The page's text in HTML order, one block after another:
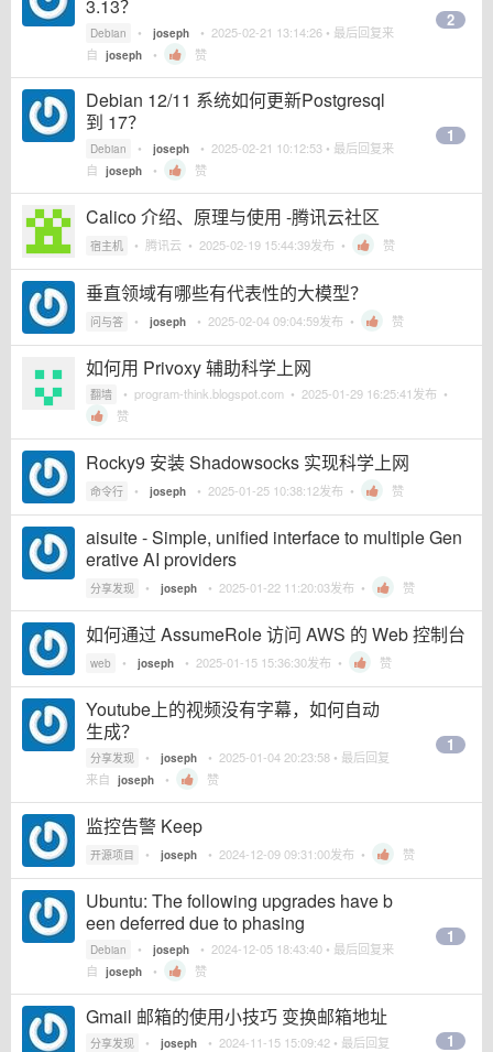
3.13？
Debian • joseph • 2025-02-21 13:14:26 • 最后回复来
自 joseph • 赞
2
Debian 12/11 系统如何更新Postgresql
到 17？
Debian • joseph • 2025-02-21 10:12:53 • 最后回复来
自 joseph • 赞
1
Calico 介绍、原理与使用 -腾讯云社区
宿主机 • 腾讯云 • 2025-02-19 15:44:39发布 • 赞
垂直领域有哪些有代表性的大模型？
问与答 • joseph • 2025-02-04 09:04:59发布 • 赞
如何用 Privoxy 辅助科学上网
翻墙 • program-think.blogspot.com • 2025-01-29 16:25:41发布 •
赞
Rocky9 安装 Shadowsocks 实现科学上网
命令行 • joseph • 2025-01-25 10:38:12发布 • 赞
aisuite - Simple, unified interface to multiple Gen
erative AI providers
分享发现 • joseph • 2025-01-22 11:20:03发布 • 赞
如何通过 AssumeRole 访问 AWS 的 Web 控制台
web • joseph • 2025-01-15 15:36:30发布 • 赞
Youtube上的视频没有字幕，如何自动
生成？
分享发现 • joseph • 2025-01-04 20:23:58 • 最后回复
来自 joseph • 赞
1
监控告警 Keep
开源项目 • joseph • 2024-12-09 09:31:00发布 • 赞
Ubuntu: The following upgrades have b
een deferred due to phasing
Debian • joseph • 2024-12-05 18:43:40 • 最后回复来
自 joseph • 赞
1
Gmail 邮箱的使用小技巧 变换邮箱地址
分享发现 • joseph • 2024-11-15 15:09:42 • 最后回复
1